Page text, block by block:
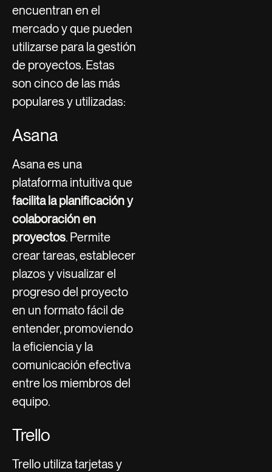
encuentran en el
mercado y que pueden
utilizarse para la gestión
de proyectos. Estas
son cinco de las más
populares y utilizadas:
Asana
Asana es una
plataforma intuitiva que
facilita la planificación y
colaboración en
proyectos. Permite
crear tareas, establecer
plazos y visualizar el
progreso del proyecto
en un formato fácil de
entender, promoviendo
la eficiencia y la
comunicación efectiva
entre los miembros del
equipo.
Trello
Trello utiliza tarjetas y